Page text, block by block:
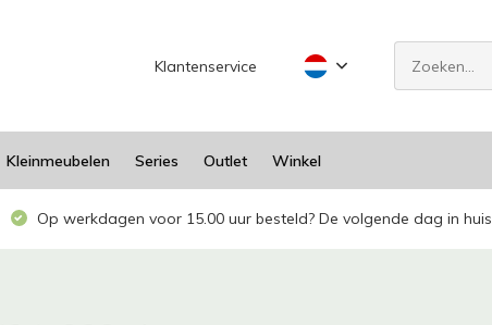
Klantenservice
Kleinmeubelen Series Outlet Winkel
Op werkdagen voor 15.00 uur besteld? De volgende dag in